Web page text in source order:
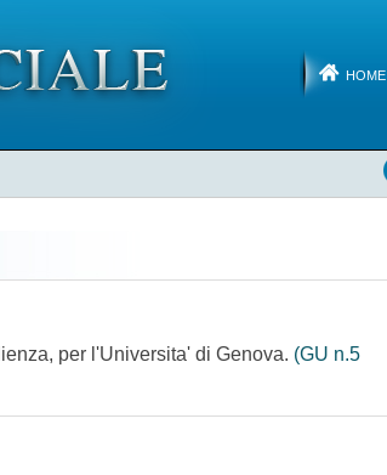
HOME
per l'Universita' di Genova. (GU n.5